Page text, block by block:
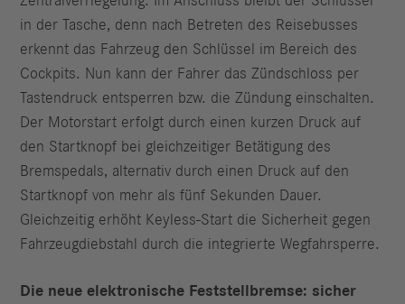
in der Tasche, denn nach Betreten des Reisebusses
erkennt das Fahrzeug den Schlüssel im Bereich des
Cockpits. Nun kann der Fahrer das Zündschloss per
Tastendruck entsperren bzw. die Zündung einschalten.
Der Motorstart erfolgt durch einen kurzen Druck auf
den Startknopf bei gleichzeitiger Betätigung des
Bremspedals, alternativ durch einen Druck auf den
Startknopf von mehr als fünf Sekunden Dauer.
Gleichzeitig erhöht Keyless-Start die Sicherheit gegen
Fahrzeugdiebstahl durch die integrierte Wegfahrsperre.
Die neue elektronische Feststellbremse: sicher